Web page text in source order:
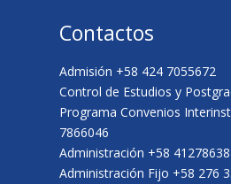
Contactos
Admisión +58 424 7055672
Control de Estudios y
Programa Convenios
7866046
Administración +58
Administración Fijo +58 276